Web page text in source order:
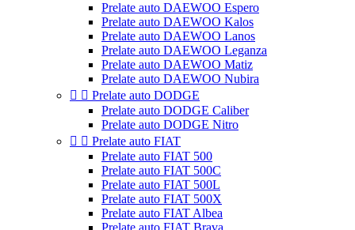
Prelate auto DAEWOO Espero
Prelate auto DAEWOO Kalos
Prelate auto DAEWOO Lanos
Prelate auto DAEWOO Leganza
Prelate auto DAEWOO Matiz
Prelate auto DAEWOO Nubira
  Prelate auto DODGE
Prelate auto DODGE Caliber
Prelate auto DODGE Nitro
  Prelate auto FIAT
Prelate auto FIAT 500
Prelate auto FIAT 500C
Prelate auto FIAT 500L
Prelate auto FIAT 500X
Prelate auto FIAT Albea
Prelate auto FIAT Brava